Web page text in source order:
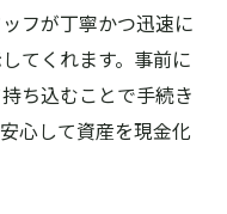
フが丁寧かつ迅速に
てくれます。事前に
ち込むことで手続き
心して資産を現金化